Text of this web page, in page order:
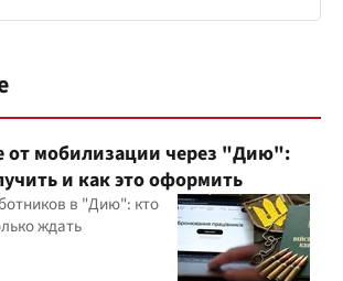
от мобилизации через "Дию":
и как это оформить
в "Дию": кто
ждать